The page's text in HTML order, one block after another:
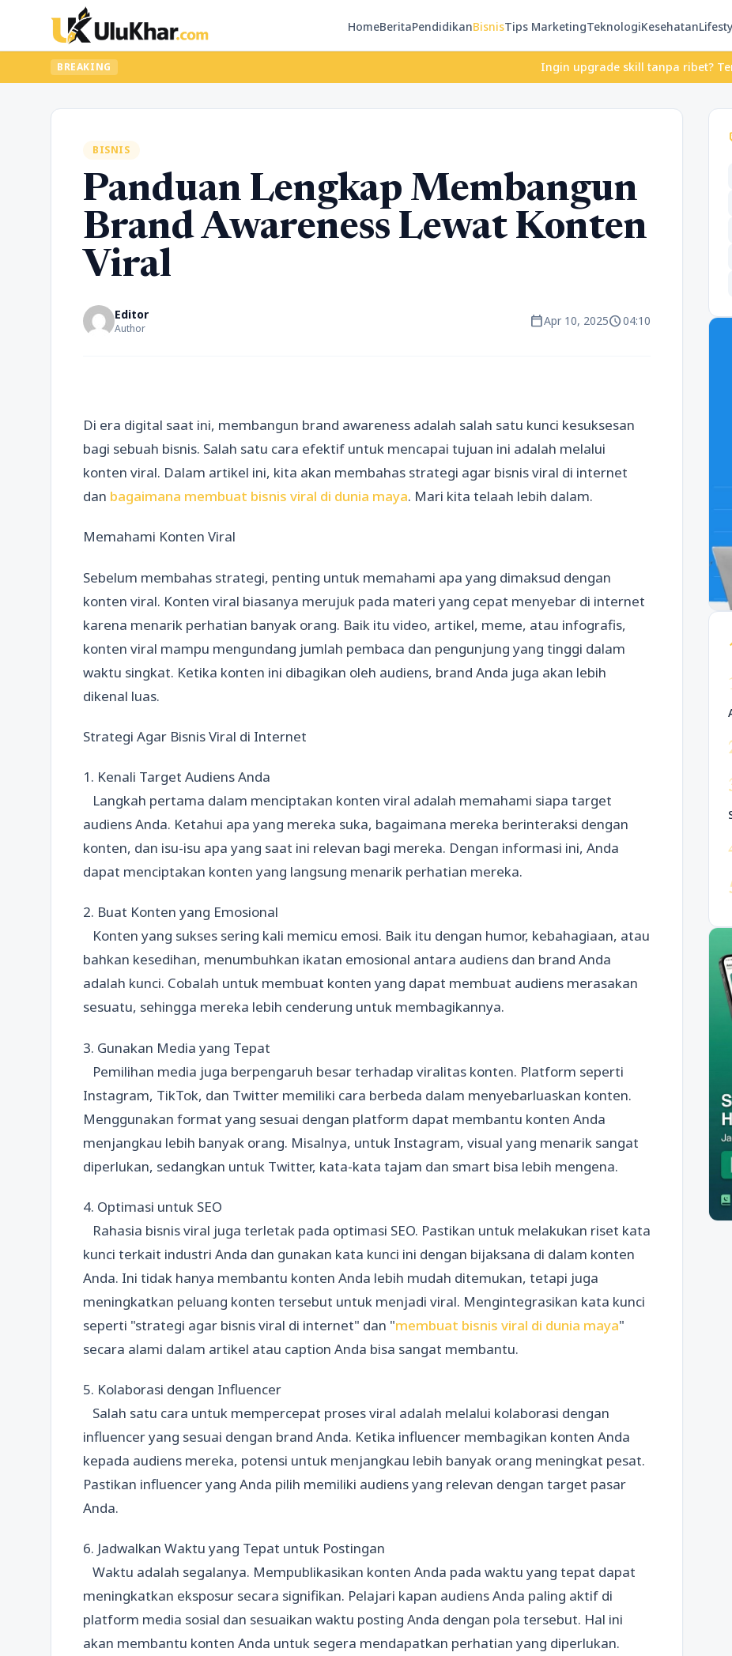
HomeBeritaPendidikanBisnisTips MarketingTeknologiKesehatan
BREAKING Ingin upgrade skill tanpa ribet? Temukan
BISNIS
Panduan Lengkap Membangun
Brand Awareness Lewat Konten
Viral
Editor
Author calendar_todayApr 10, 2025schedule04:10
Di era digital saat ini, membangun brand awareness adalah salah satu kunci kesuksesan
bagi sebuah bisnis. Salah satu cara efektif untuk mencapai tujuan ini adalah melalui
konten viral. Dalam artikel ini, kita akan membahas strategi agar bisnis viral di internet
dan bagaimana membuat bisnis viral di dunia maya. Mari kita telaah lebih dalam.
Memahami Konten Viral
Sebelum membahas strategi, penting untuk memahami apa yang dimaksud dengan
konten viral. Konten viral biasanya merujuk pada materi yang cepat menyebar di internet
karena menarik perhatian banyak orang. Baik itu video, artikel, meme, atau infografis,
konten viral mampu mengundang jumlah pembaca dan pengunjung yang tinggi dalam
waktu singkat. Ketika konten ini dibagikan oleh audiens, brand Anda juga akan lebih
dikenal luas.
Strategi Agar Bisnis Viral di Internet
1. Kenali Target Audiens Anda
Langkah pertama dalam menciptakan konten viral adalah memahami siapa target
audiens Anda. Ketahui apa yang mereka suka, bagaimana mereka berinteraksi dengan
konten, dan isu-isu apa yang saat ini relevan bagi mereka. Dengan informasi ini, Anda
dapat menciptakan konten yang langsung menarik perhatian mereka.
2. Buat Konten yang Emosional
Konten yang sukses sering kali memicu emosi. Baik itu dengan humor, kebahagiaan, atau
bahkan kesedihan, menumbuhkan ikatan emosional antara audiens dan brand Anda
adalah kunci. Cobalah untuk membuat konten yang dapat membuat audiens merasakan
sesuatu, sehingga mereka lebih cenderung untuk membagikannya.
3. Gunakan Media yang Tepat
Pemilihan media juga berpengaruh besar terhadap viralitas konten. Platform seperti
Instagram, TikTok, dan Twitter memiliki cara berbeda dalam menyebarluaskan konten.
Menggunakan format yang sesuai dengan platform dapat membantu konten Anda
menjangkau lebih banyak orang. Misalnya, untuk Instagram, visual yang menarik sangat
diperlukan, sedangkan untuk Twitter, kata-kata tajam dan smart bisa lebih mengena.
4. Optimasi untuk SEO
Rahasia bisnis viral juga terletak pada optimasi SEO. Pastikan untuk melakukan riset kata
kunci terkait industri Anda dan gunakan kata kunci ini dengan bijaksana di dalam konten
Anda. Ini tidak hanya membantu konten Anda lebih mudah ditemukan, tetapi juga
meningkatkan peluang konten tersebut untuk menjadi viral. Mengintegrasikan kata kunci
seperti "strategi agar bisnis viral di internet" dan "membuat bisnis viral di dunia maya"
secara alami dalam artikel atau caption Anda bisa sangat membantu.
5. Kolaborasi dengan Influencer
Salah satu cara untuk mempercepat proses viral adalah melalui kolaborasi dengan
influencer yang sesuai dengan brand Anda. Ketika influencer membagikan konten Anda
kepada audiens mereka, potensi untuk menjangkau lebih banyak orang meningkat pesat.
Pastikan influencer yang Anda pilih memiliki audiens yang relevan dengan target pasar
Anda.
6. Jadwalkan Waktu yang Tepat untuk Postingan
Waktu adalah segalanya. Mempublikasikan konten Anda pada waktu yang tepat dapat
meningkatkan eksposur secara signifikan. Pelajari kapan audiens Anda paling aktif di
platform media sosial dan sesuaikan waktu posting Anda dengan pola tersebut. Hal ini
akan membantu konten Anda untuk segera mendapatkan perhatian yang diperlukan.